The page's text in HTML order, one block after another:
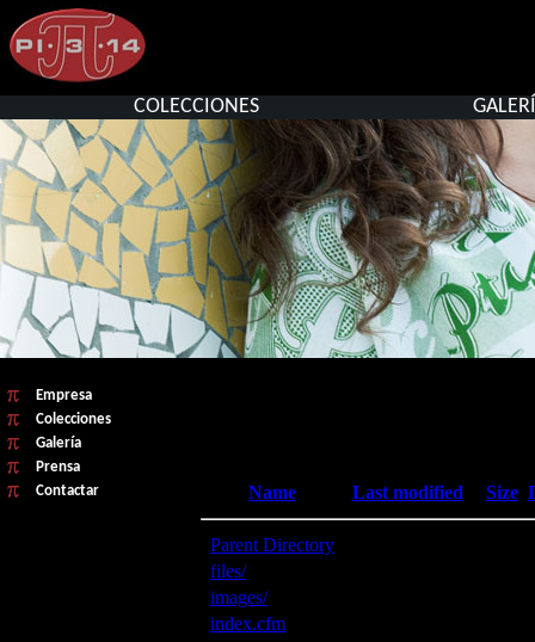
COLECCIONES
Empresa
Colecciones
Galería
Prensa
Contactar